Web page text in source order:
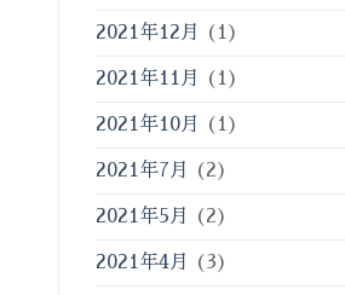
2021年12月 (1)
2021年11月 (1)
2021年10月 (1)
2021年7月 (2)
2021年5月 (2)
2021年4月 (3)